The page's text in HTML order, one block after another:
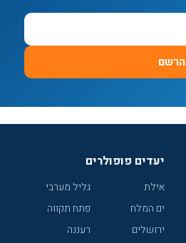
הרשם
יעדים פופולרים
אילת
ים המלח
ירושלים
גליל מערבי
פתח תקווה
רעננה